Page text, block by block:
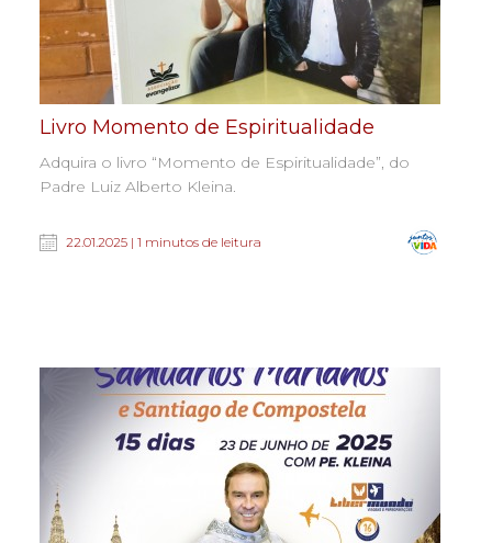
Livro Momento de Espiritualidade
Adquira o livro “Momento de Espiritualidade”, do
Padre Luiz Alberto Kleina.
22.01.2025 | 1 minutos de leitura